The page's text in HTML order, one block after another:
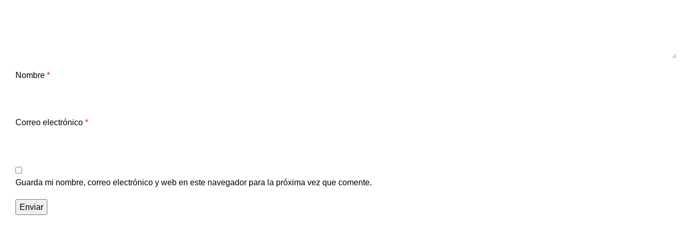
Nombre *
Correo electrónico *
Guarda mi nombre, correo electrónico y web en este navegador para la próxima vez que comente.